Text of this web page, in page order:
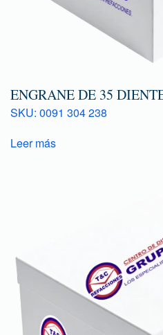
ENGRANE DE 35
SKU: 0091 304 238
Leer más